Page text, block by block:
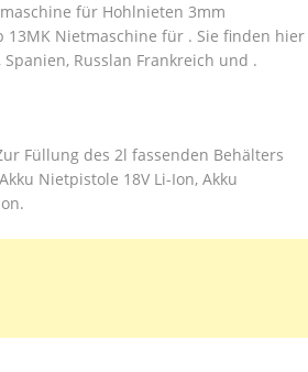
für Hohlnieten 3mm
13MK Nietmaschine für . Sie finden hier
Russlan Frankreich und .
Füllung des 2l fassenden Behälters
Nietpistole 18V Li-Ion, Akku